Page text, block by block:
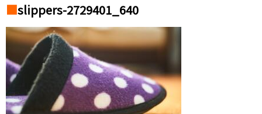
slippers-2729401_640